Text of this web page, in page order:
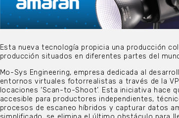
Esta nueva tecnología propicia una producción
producción situados en diferentes partes del
Mo-Sys Engineering, empresa dedicada al
entornos virtuales fotorrealistas a través de la
locaciones ‘Scan-to-Shoot’. Esta iniciativa hace
accesible para productores independientes,
procesos de escaneo híbridos y capturar datos